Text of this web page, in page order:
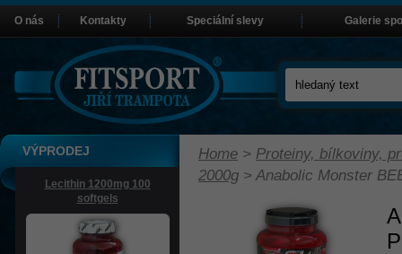
Home > Proteiny, bílkoviny,
2000g >Anabolic Monster
VÝPRODEJ
Lecithin 1200mg 100
softgels
O nás Kontakty Speciální slevy Galerie